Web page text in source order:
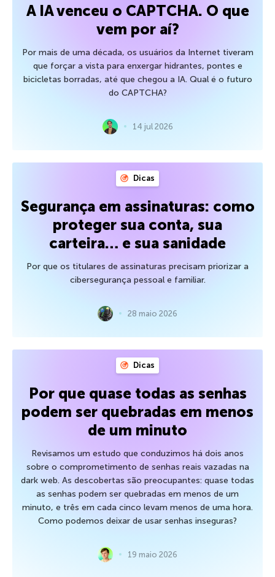
A IA venceu o CAPTCHA. O que
vem por aí?
Por mais de uma década, os usuários da Internet tiveram
que forçar a vista para enxergar hidrantes, pontes e
bicicletas borradas, até que chegou a IA. Qual é o futuro
do CAPTCHA?
14 jul 2026
Dicas
Segurança em assinaturas: como
proteger sua conta, sua
carteira… e sua sanidade
Por que os titulares de assinaturas precisam priorizar a
cibersegurança pessoal e familiar.
28 maio 2026
Dicas
Por que quase todas as senhas
podem ser quebradas em menos
de um minuto
Revisamos um estudo que conduzimos há dois anos
sobre o comprometimento de senhas reais vazadas na
dark web. As descobertas são preocupantes: quase todas
as senhas podem ser quebradas em menos de um
minuto, e três em cada cinco levam menos de uma hora.
Como podemos deixar de usar senhas inseguras?
19 maio 2026